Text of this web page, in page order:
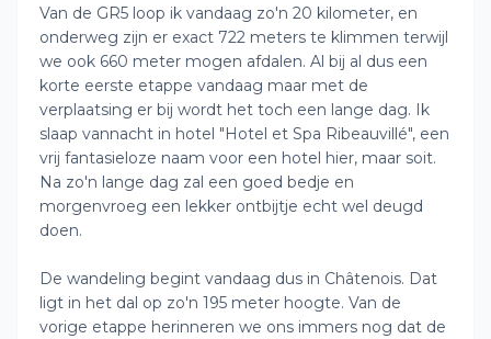
Van de GR5 loop ik vandaag zo'n 20 kilometer, en
onderweg zijn er exact 722 meters te klimmen terwijl
we ook 660 meter mogen afdalen. Al bij al dus een
korte eerste etappe vandaag maar met de
verplaatsing er bij wordt het toch een lange dag. Ik
slaap vannacht in hotel "Hotel et Spa Ribeauvillé", een
vrij fantasieloze naam voor een hotel hier, maar soit.
Na zo'n lange dag zal een goed bedje en
morgenvroeg een lekker ontbijtje echt wel deugd
doen.
De wandeling begint vandaag dus in Châtenois. Dat
ligt in het dal op zo'n 195 meter hoogte. Van de
vorige etappe herinneren we ons immers nog dat de